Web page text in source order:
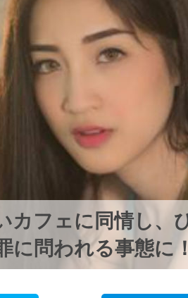
カフェに同情し、
問われる事態に！